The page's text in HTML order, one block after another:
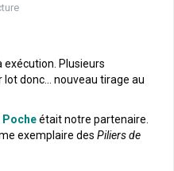
exécution. Plusieurs
lot donc… nouveau tirage au
Pocheétait notre partenaire.
exemplaire des Piliers de